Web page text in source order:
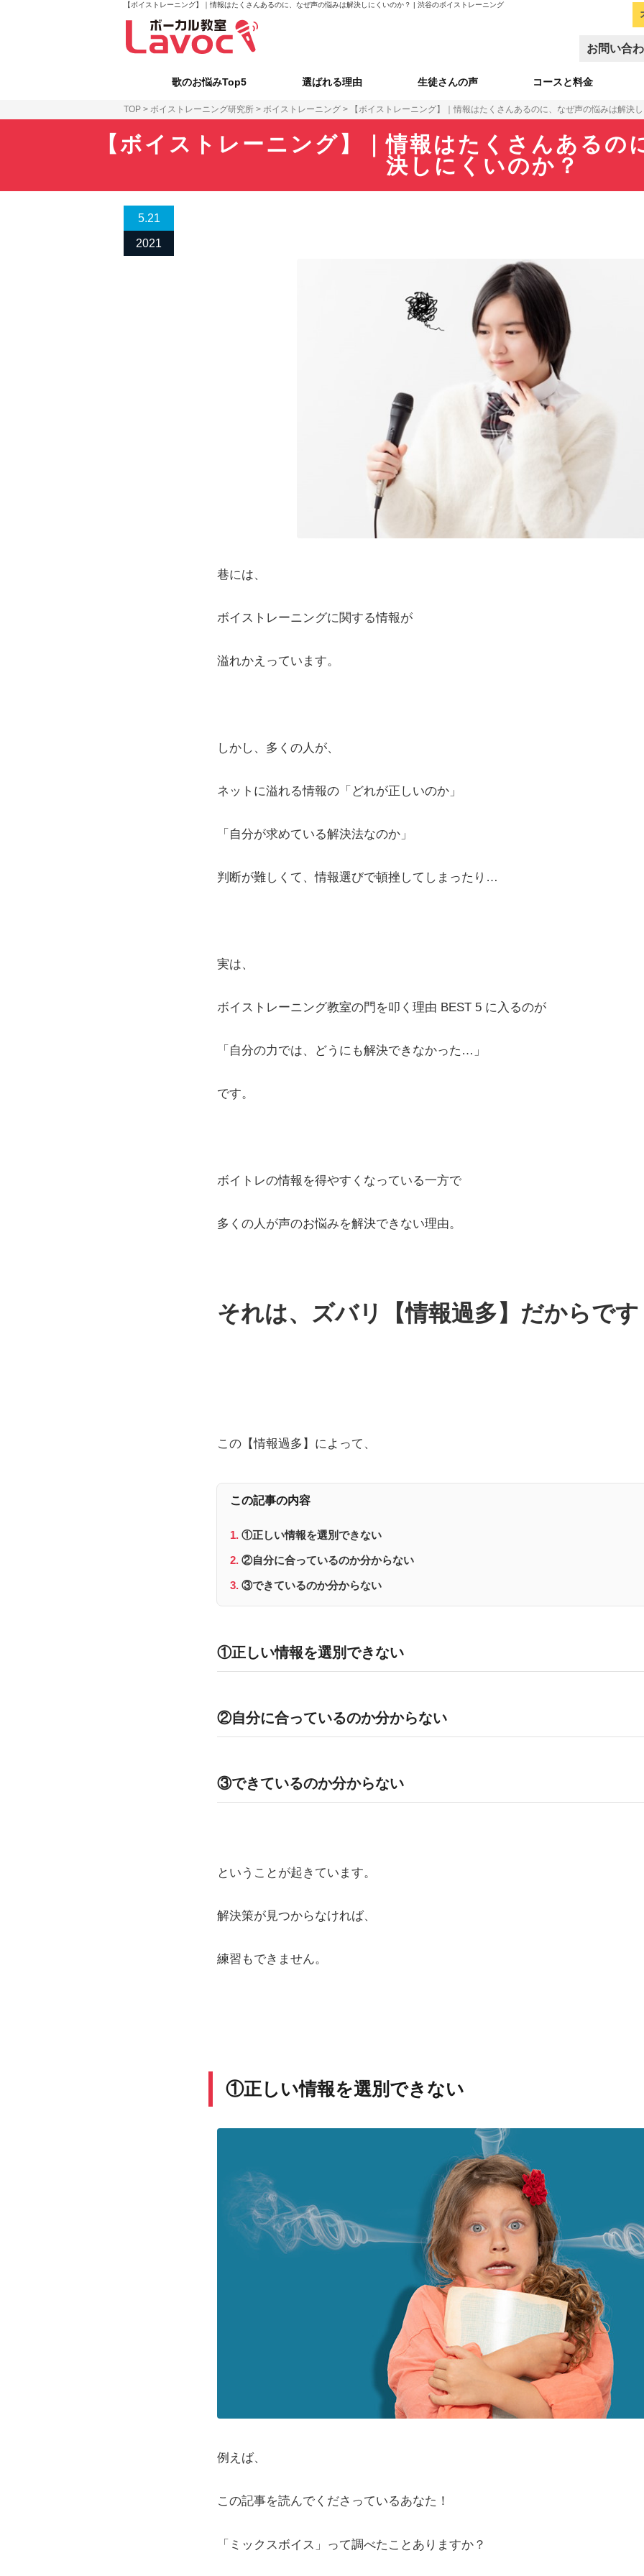
【ボイストレーニング】｜情報はたくさんあるのに、なぜ声の悩みは解決しにくいのか？ | 渋谷のボイストレーニング
お問い合
歌のお悩みTop5 選ばれる理由 生徒さんの声 コースと料金
TOP > ボイストレーニング研究所 > ボイストレーニング > 【ボイストレーニング】｜情報はたくさんあるのに、なぜ声の悩みは解決
【ボイストレーニング】｜情報はたくさんあるの
決しにくいのか？
5.21
2021
巷には、
ボイストレーニングに関する情報が
溢れかえっています。
しかし、多くの人が、
ネットに溢れる情報の「どれが正しいのか」
「自分が求めている解決法なのか」
判断が難しくて、情報選びで頓挫してしまったり…
実は、
ボイストレーニング教室の門を叩く理由 BEST 5 に入るのが
「自分の力では、どうにも解決できなかった…」
です。
ボイトレの情報を得やすくなっている一方で
多くの人が声のお悩みを解決できない理由。
それは、ズバリ【情報過多】だからで
この【情報過多】によって、
この記事の内容
①正しい情報を選別できない
②自分に合っているのか分からない
③できているのか分からない
①正しい情報を選別できない
②自分に合っているのか分からない
③できているのか分からない
ということが起きています。
解決策が見つからなければ、
練習もできません。
①正しい情報を選別できない
例えば、
この記事を読んでくださっているあなた！
「ミックスボイス」って調べたことありますか？